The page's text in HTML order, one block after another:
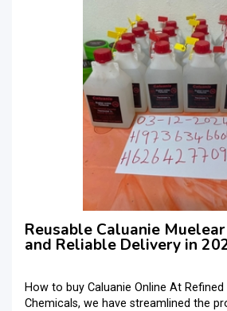
Reusable Caluanie
and Reliable Delivery in
How to buy Caluanie Online At Refined
Chemicals, we have streamlined the